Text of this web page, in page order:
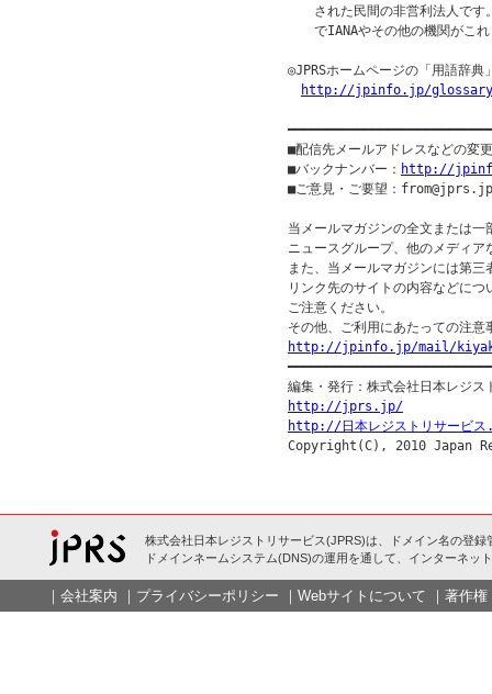
された民間の非営利法人です
でIANAやその他の機関がこれ
◎JPRSホームページの「用語辞典
http://jpinfo.jp/
■配信先メールアドレスなどの変
■バックナンバー： http://
■ご意見・ご要望：from@jprs.jp
当メールマガジンの全文または
ニュースグループ、他のメディ
また、当メールマガジンには第
リンク先のサイトの内容などに
ご注意ください。
http://jpinfo.jp/mail/
http://jprs.jp/
http://日本レジストリサービ
株式会社日本レジストリサービス(JPRS)は、ドメイン名の登録
ドメインネームシステム(DNS)の運用を通して、インターネッ
｜ 会社案内 ｜ プライバシーポリシー ｜ Webサイトについて ｜ 著作権